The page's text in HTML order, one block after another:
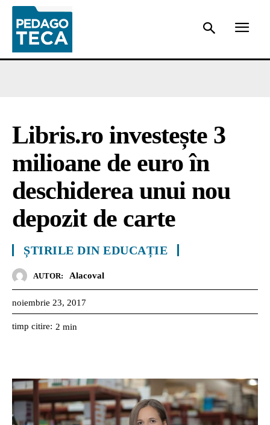
Libris.ro investește 3
milioane de euro în
deschiderea unui nou
depozit de carte
ȘTIRILE DIN EDUCAȚIE
AUTOR: Alacoval
noiembrie 23, 2017
timp citire: 2 min